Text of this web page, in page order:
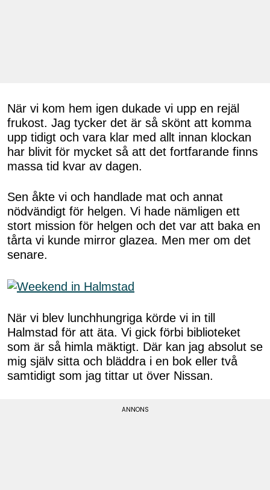
När vi kom hem igen dukade vi upp en rejäl
frukost. Jag tycker det är så skönt att komma
upp tidigt och vara klar med allt innan klockan
har blivit för mycket så att det fortfarande finns
massa tid kvar av dagen.
Sen åkte vi och handlade mat och annat
nödvändigt för helgen. Vi hade nämligen ett
stort mission för helgen och det var att baka en
tårta vi kunde mirror glazea. Men mer om det
senare.
När vi blev lunchhungriga körde vi in till
Halmstad för att äta. Vi gick förbi biblioteket
som är så himla mäktigt. Där kan jag absolut se
mig själv sitta och bläddra i en bok eller två
samtidigt som jag tittar ut över Nissan.